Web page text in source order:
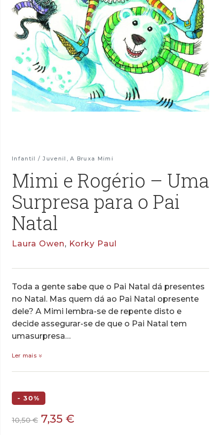
Infantil / Juvenil ,A Bruxa Mimi
Mimi e Rogério – Uma
Surpresa para o Pai
Natal
Laura Owen, Korky Paul
Toda a gente sabe que o Pai Natal dá presentes
no Natal. Mas quem dá ao Pai Natal opresente
dele? A Mimi lembra-se de repente disto e
decide assegurar-se de que o Pai Natal tem
umasurpresa…
Ler mais
- 30%
10,50€ O
7,35 €